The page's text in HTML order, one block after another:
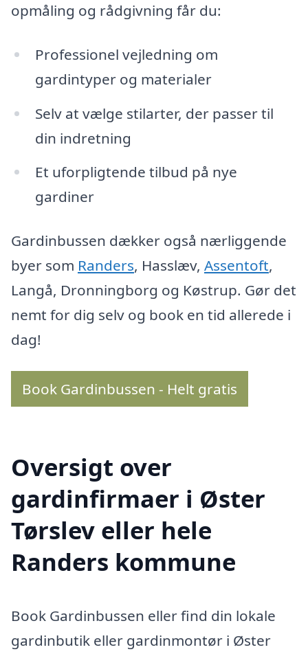
opmåling og rådgivning får du:
Professionel vejledning om
gardintyper og materialer
Selv at vælge stilarter, der passer til
din indretning
Et uforpligtende tilbud på nye
gardiner
Gardinbussen dækker også nærliggende
byer som Randers, Hasslæv, Assentoft,
Langå, Dronningborg og Køstrup. Gør det
nemt for dig selv og book en tid allerede i
dag!
Book Gardinbussen - Helt gratis
Oversigt over
gardinfirmaer i Øster
Tørslev eller hele
Randers kommune
Book Gardinbussen eller find din lokale
gardinbutik eller gardinmontør i Øster